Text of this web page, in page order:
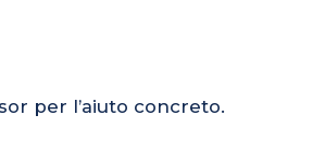
per l’aiuto concreto.